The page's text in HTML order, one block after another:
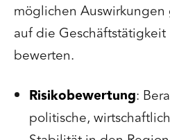
möglichen
auf die
bewerten.
Risikobewertung:
politische,